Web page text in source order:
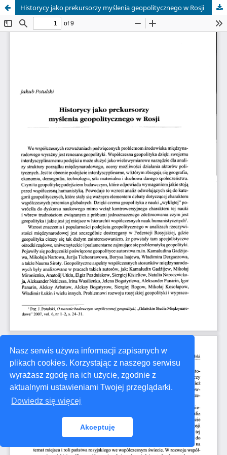
Nasz serwis używa informacji zapisanych w
plikach cookies. Korzystając z naszego serwisu
wyrażasz zgodę na ich użycie, zgodnie z
aktualnymi ustawieniami Twojej przeglądarki.
Dowiedz się więcej
Akceptuję
Historycy jako prekursorzy myślenia geopolitycznego w Rosji